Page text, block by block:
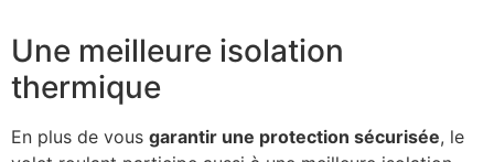
Une meilleure isolation
thermique
En plus de vous garantir une protection sécurisée, le